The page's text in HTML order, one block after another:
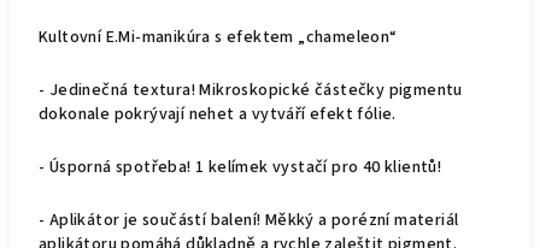
Kultovní E.Mi-manikúra s efektem „chameleon“
- Jedinečná textura! Mikroskopické částečky pigmentu
dokonale pokrývají nehet a vytváří efekt fólie.
- Úsporná spotřeba! 1 kelímek vystačí pro 40 klientů!
- Aplikátor je součástí balení! Měkký a porézní materiál